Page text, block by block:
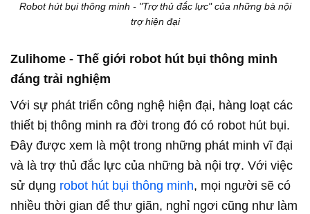
Robot hút bụi thông minh - "Trợ thủ đắc lực" của những bà nội
trợ hiện đại
Zulihome - Thế giới robot hút bụi thông minh
đáng trải nghiệm
Với sự phát triển công nghệ hiện đại, hàng loạt các
thiết bị thông minh ra đời trong đó có robot hút bụi.
Đây được xem là một trong những phát minh vĩ đại
và là trợ thủ đắc lực của những bà nội trợ. Với việc
sử dụng robot hút bụi thông minh, mọi người sẽ có
nhiều thời gian để thư giãn, nghỉ ngơi cũng như làm